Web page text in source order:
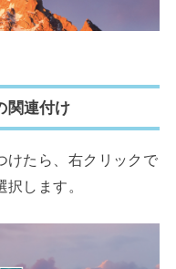
関連付け
けたら、右クリックで
択します。